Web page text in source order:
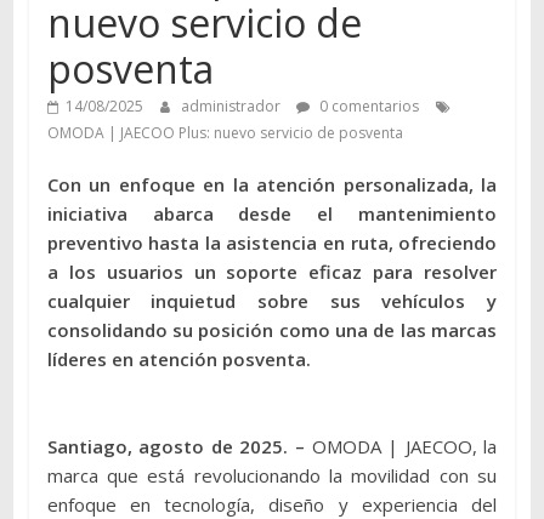
nuevo servicio de
posventa
14/08/2025 administrador
0 comentarios
OMODA | JAECOO Plus: nuevo servicio de posventa
Con un enfoque en la atención personalizada, la
iniciativa abarca desde el mantenimiento
preventivo hasta la asistencia en ruta, ofreciendo
a los usuarios un soporte eficaz para resolver
cualquier inquietud sobre sus vehículos y
consolidando su posición como una de las marcas
líderes en atención posventa.
Santiago, agosto de 2025. – OMODA | JAECOO, la
marca que está revolucionando la movilidad con su
enfoque en tecnología, diseño y experiencia del